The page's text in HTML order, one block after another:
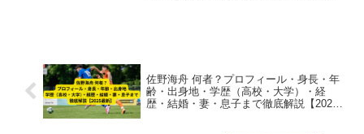
佐野海舟 何者？プロフィール・身長・年
齢・出身地・学歴（高校・大学）・経
歴・結婚・妻・息子まで徹底解説【2025